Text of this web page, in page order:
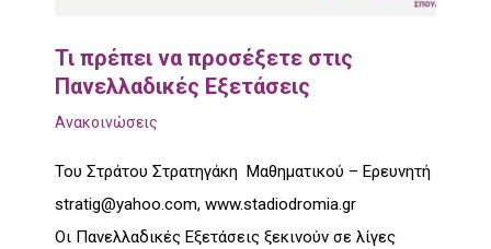
Τι πρέπει να προσέξετε στις
Πανελλαδικές Εξετάσεις
Ανακοινώσεις
Του Στράτου Στρατηγάκη Μαθηματικού – Ερευνητή
stratig@yahoo.com, www.stadiodromia.gr
Οι Πανελλαδικές Εξετάσεις ξεκινούν σε λίγες